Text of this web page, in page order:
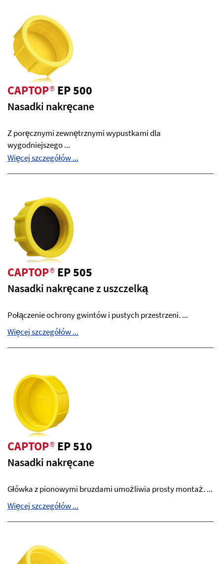
CAPTOP®EP 500
Nasadki nakręcane
Z poręcznymi zewnętrznymi wypustkami dla
wygodniejszego ...
Więcej szczegółów ...
CAPTOP®EP 505
Nasadki nakręcane z uszczelką
Połączenie ochrony gwintów i pustych przestrzeni. ...
Więcej szczegółów ...
CAPTOP®EP 510
Nasadki nakręcane
Główka z pionowymi bruzdami umożliwia prosty montaż. ...
Więcej szczegółów ...